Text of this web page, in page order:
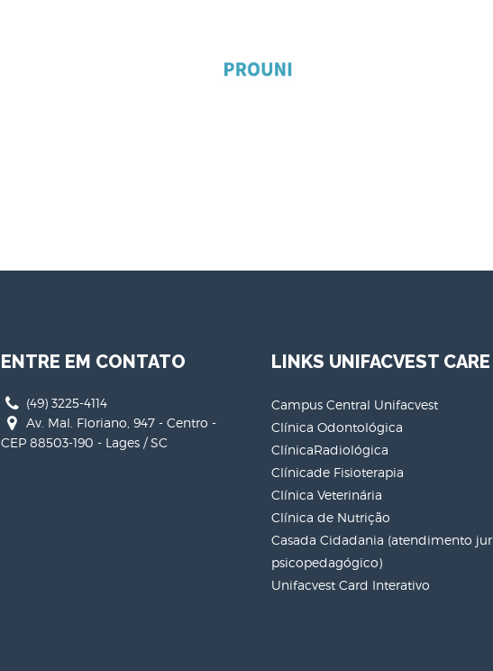
ENTRE EM CONTATO
(49) 3225-4114
Av. Mal. Floriano, 947 - Centro -
CEP 88503-190 - Lages / SC
LINKS UNIFACVEST CARE
Campus Central Unifacvest
Clínica Odontológica
ClínicaRadiológica
Clínicade Fisioterapia
Clínica Veterinária
Clínica de Nutrição
Casada Cidadania (atendimento
psicopedagógico)
Unifacvest Card Interativo